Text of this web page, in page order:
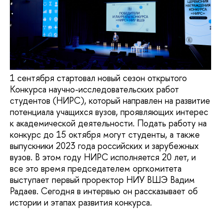
1 сентября стартовал новый сезон открытого
Конкурса научно-исследовательских работ
студентов (НИРС), который направлен на развитие
потенциала учащихся вузов, проявляющих интерес
к академической деятельности. Подать работу на
конкурс до 15 октября могут студенты, а также
выпускники 2023 года российских и зарубежных
вузов. В этом году НИРС исполняется 20 лет, и
все это время председателем оргкомитета
выступает первый проректор НИУ ВШЭ Вадим
Радаев. Сегодня в интервью он рассказывает об
истории и этапах развития конкурса.